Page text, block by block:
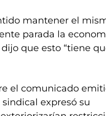
mantener el
parada la
que esto “tiene
el comunicado
expresó su